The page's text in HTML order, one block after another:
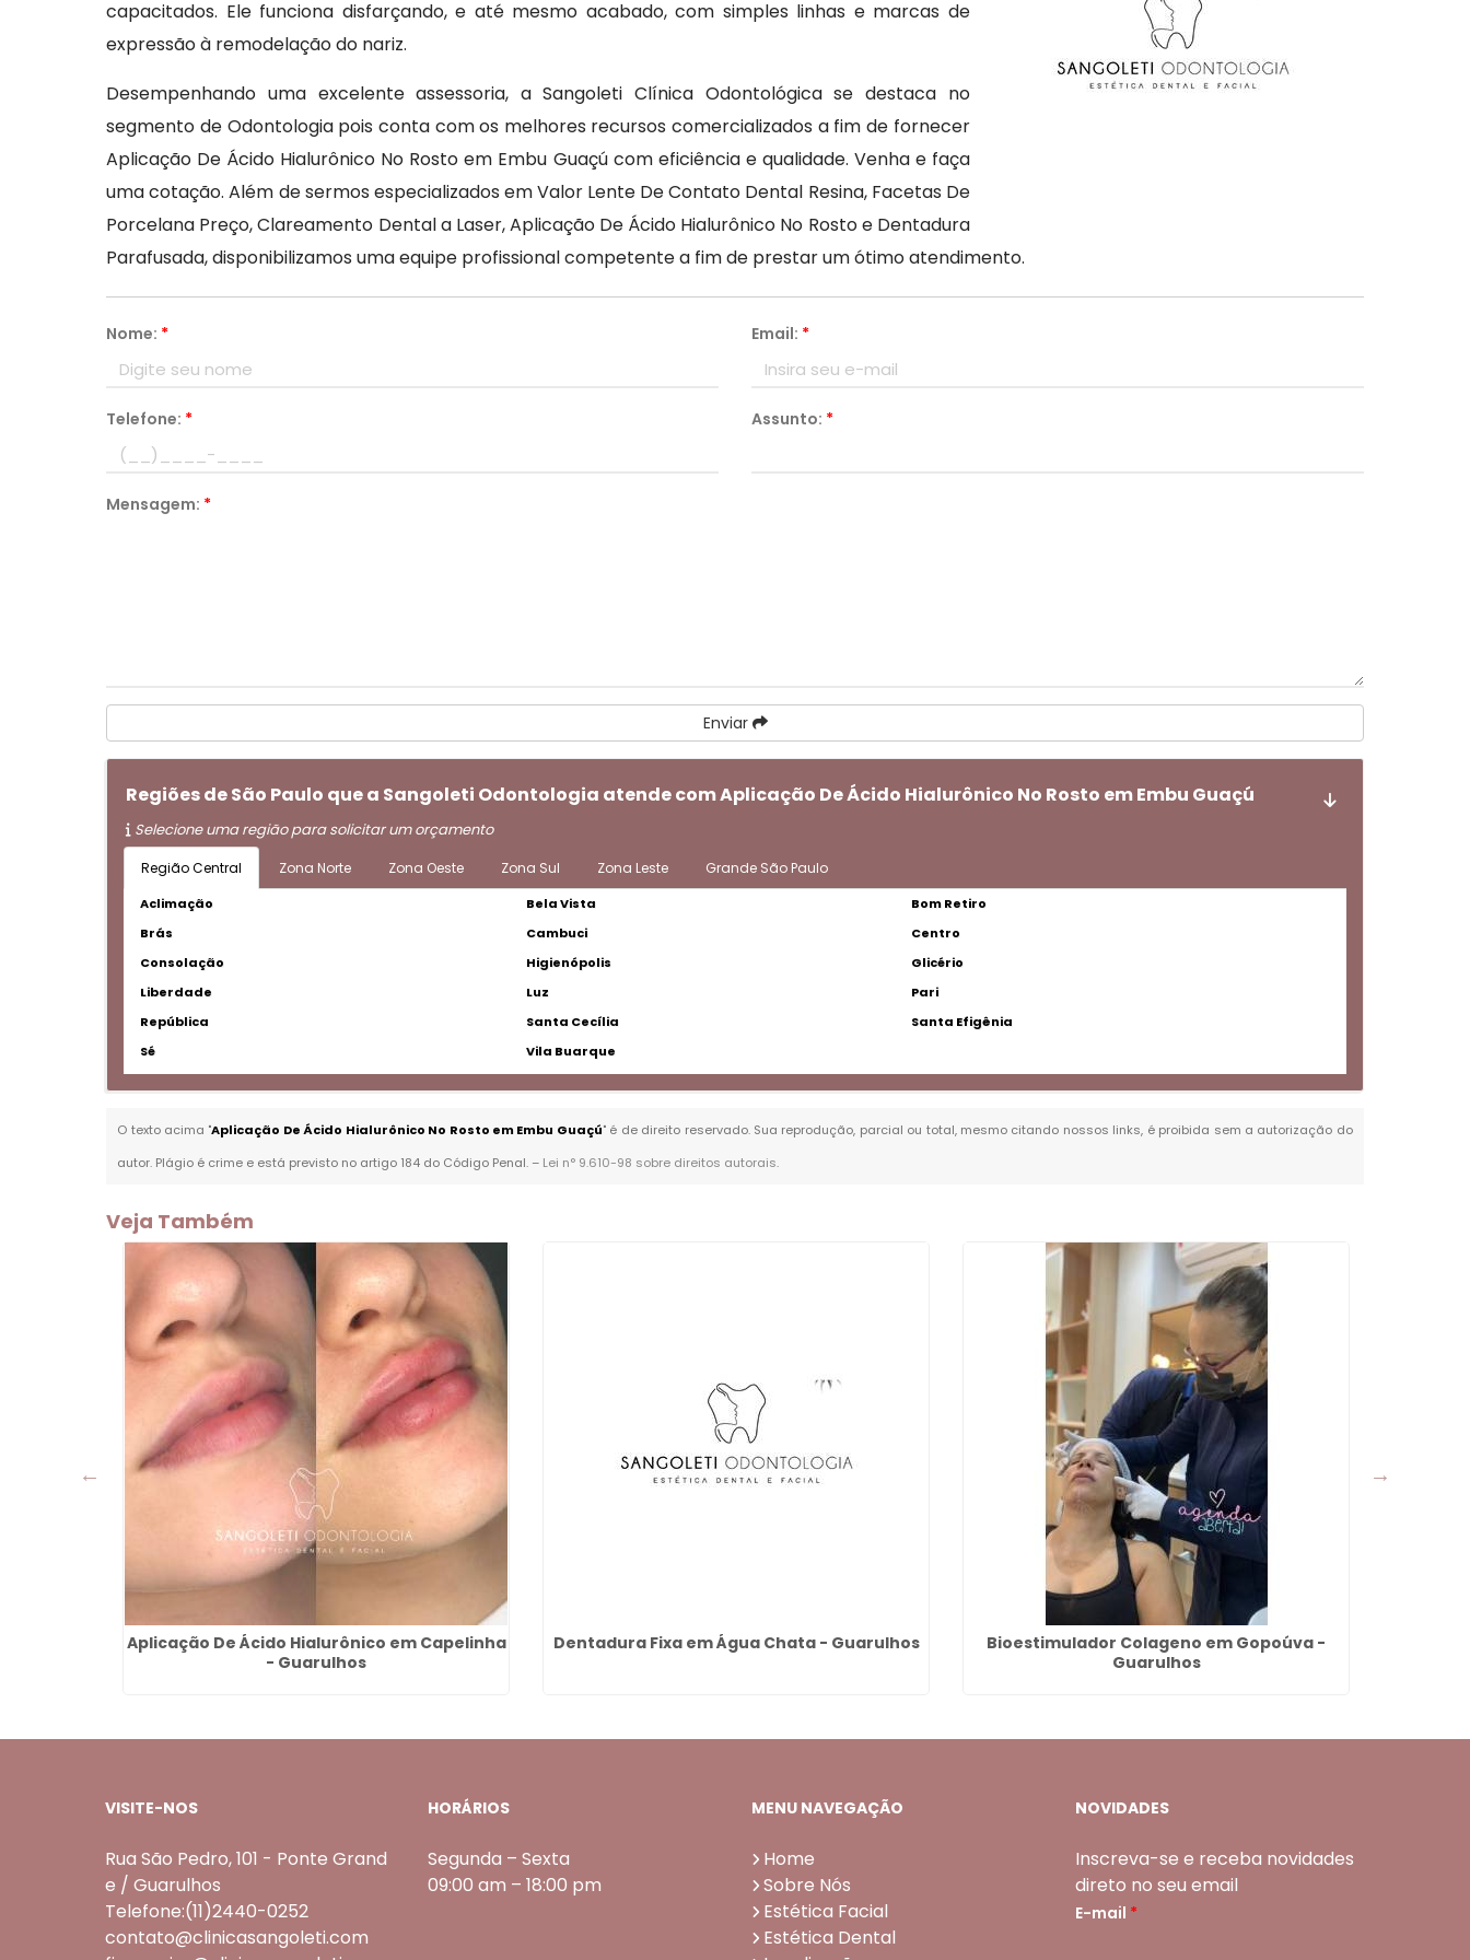
capacitados. Ele funciona disfarçando, e até mesmo acabado, com simples linhas e marcas de
expressão à remodelação do nariz.
Desempenhando uma excelente assessoria, a Sangoleti Clínica Odontológica se destaca no
segmento de Odontologia pois conta com os melhores recursos comercializados a fim de fornecer
Aplicação De Ácido Hialurônico No Rosto em Embu Guaçú com eficiência e qualidade. Venha e faça
uma cotação. Além de sermos especializados em Valor Lente De Contato Dental Resina, Facetas De
Porcelana Preço, Clareamento Dental a Laser, Aplicação De Ácido Hialurônico No Rosto e Dentadura
Parafusada, disponibilizamos uma equipe profissional competente a fim de prestar um ótimo atendimento.
Nome: * Email: *
Telefone: * Assunto: *
Mensagem: *
Enviar
Regiões de São Paulo que a Sangoleti Odontologia atende com Aplicação De Ácido Hialurônico No Rosto em Embu Guaçú
Selecione uma região para solicitar um orçamento
Região Central Zona Norte Zona Oeste Zona Sul Zona Leste Grande São Paulo
Aclimação Bela Vista
Bom Retiro
Brás
Cambuci
Centro
Consolação
Higienópolis
Glicério
Liberdade
Luz
Pari
República
Santa Cecília
Santa Efigênia
Sé
Vila Buarque
O texto acima "Aplicação De Ácido Hialurônico No Rosto em Embu Guaçú" é de direito reservado. Sua reprodução, parcial ou total, mesmo citando nossos links, é proibida sem a autorização do
autor. Plágio é crime e está previsto no artigo 184 do Código Penal. – Lei n° 9.610-98 sobre direitos autorais.
Veja Também
Aplicação De Ácido Hialurônico em Capelinha
- Guarulhos
Dentadura Fixa em Água Chata - Guarulhos
Bioestimulador Colageno em Gopoúva -
Guarulhos
VISITE-NOS
Rua São Pedro, 101 - Ponte Grand
e / Guarulhos
Telefone:(11)2440-0252
contato@clinicasangoleti.com
HORÁRIOS
Segunda – Sexta
09:00 am – 18:00 pm
MENU NAVEGAÇÃO
Home
Sobre Nós
Estética Facial
Estética Dental
NOVIDADES
Inscreva-se e receba novidades
direto no seu email
E-mail *